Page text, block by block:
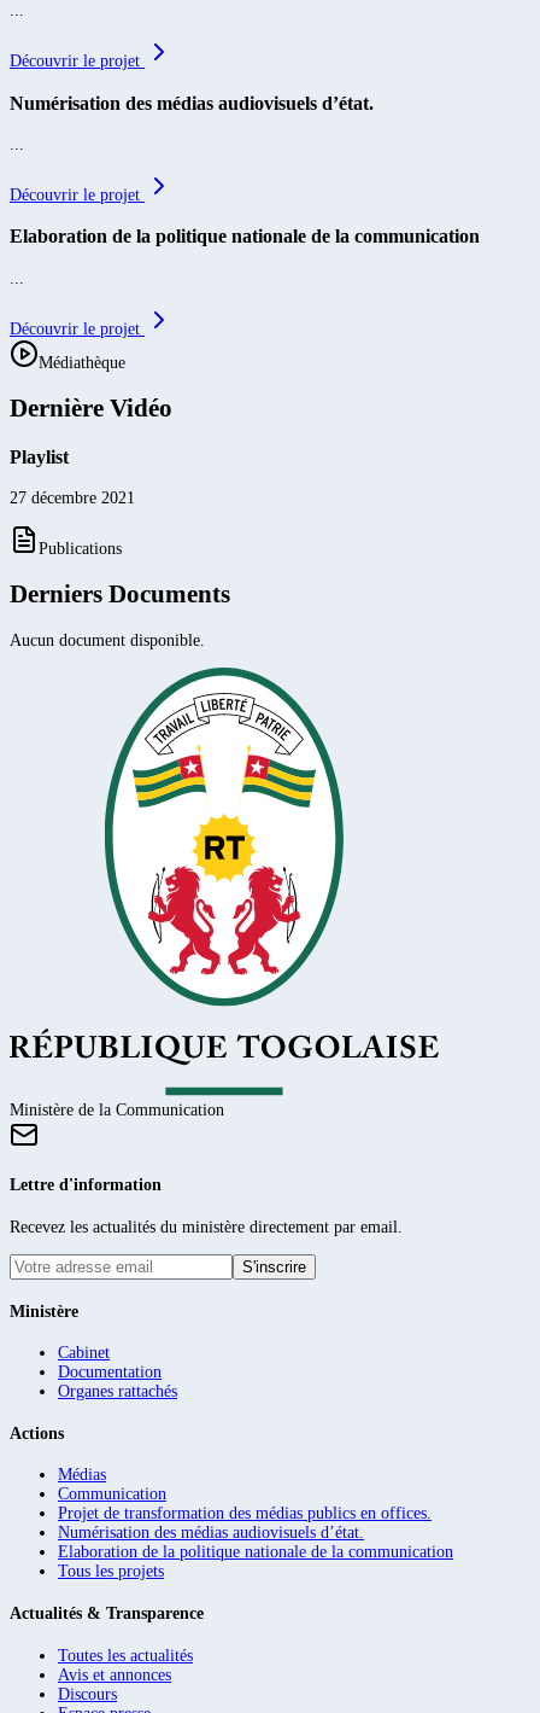
...
Découvrir le projet
Numérisation des médias audiovisuels d’état.
Découvrir le projet
Elaboration de la politique nationale de la communication
Découvrir le projet
Médiathèque
Dernière Vidéo
Playlist
27 décembre 2021
Publications
Derniers Documents
Aucun document disponible.
Ministère de la Communication
Lettre d'information
Recevez les actualités du ministère directement par email.
S'inscrire
Ministère
Cabinet
Documentation
Organes rattachés
Actions
Médias
Communication
Projet de transformation des médias publics en offices.
Numérisation des médias audiovisuels d’état.
Elaboration de la politique nationale de la communication
Tous les projets
Actualités & Transparence
Toutes les actualités
Avis et annonces
Discours